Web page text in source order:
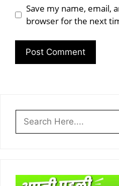
Save my name, email,
browser for the next
Search